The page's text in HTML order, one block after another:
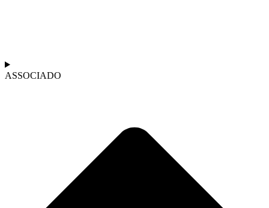
ASSOCIADO